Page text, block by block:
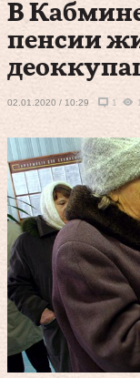
В
пенсии
02.01.2020 / 10:29 1